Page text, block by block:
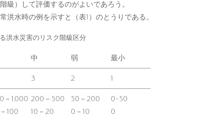
級）して評価するのがよいであろう。
水時の例を示すと（表1）のとうりである。
洪水災害のリスク階級区分
中 弱 最小
3 2 1
－1,000 200－500 50－200
0-50
100 10－20 0－10
0